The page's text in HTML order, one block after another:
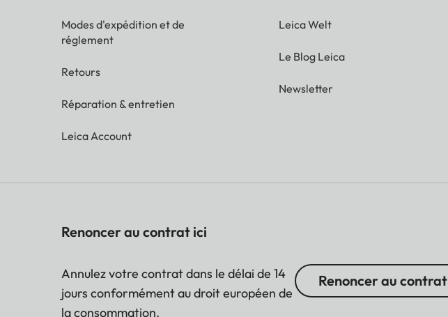
Modes d'expédition et de
réglement
Retours
Réparation & entretien
Leica Account
Leica Welt
Le Blog Leica
Newsletter
Renoncer au contrat ici
Annulez votre contrat dans le délai de 14
jours conformément au droit européen de
la consommation.
Renoncer au contrat